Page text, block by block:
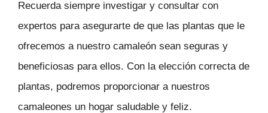
Recuerda siempre investigar y consultar con
expertos para asegurarte de que las plantas que le
ofrecemos a nuestro camaleón sean seguras y
beneficiosas para ellos. Con la elección correcta de
plantas, podremos proporcionar a nuestros
camaleones un hogar saludable y feliz.